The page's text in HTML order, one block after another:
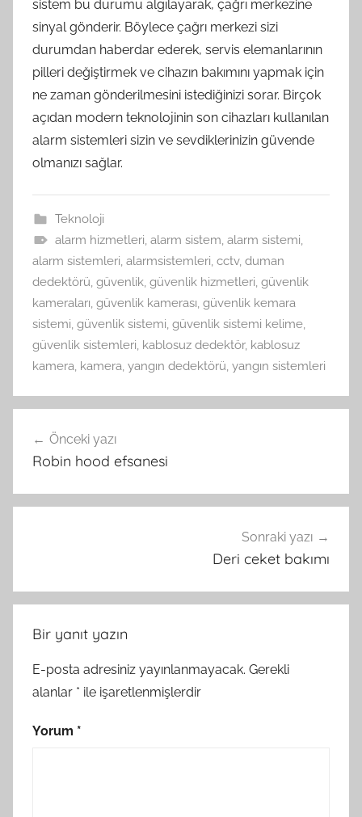
sistem bu durumu algılayarak, çağrı merkezine
sinyal gönderir. Böylece çağrı merkezi sizi
durumdan haberdar ederek, servis elemanlarının
pilleri değiştirmek ve cihazın bakımını yapmak için
ne zaman gönderilmesini istediğinizi sorar. Birçok
açıdan modern teknolojinin son cihazları kullanılan
alarm sistemleri sizin ve sevdiklerinizin güvende
olmanızı sağlar.
Teknoloji
alarm hizmetleri, alarm sistem, alarm sistemi,
alarm sistemleri, alarmsistemleri, cctv, duman
dedektörü, güvenlik, güvenlik hizmetleri, güvenlik
kameraları, güvenlik kamerası, güvenlik kemara
sistemi, güvenlik sistemi, güvenlik sistemi kelime,
güvenlik sistemleri, kablosuz dedektör, kablosuz
kamera, kamera, yangın dedektörü, yangın sistemleri
gezinmesi
Önceki yazı
Robin hood efsanesi
Sonraki yazı
Deri ceket bakımı
Bir yanıt yazın
E-posta adresiniz yayınlanmayacak. Gerekli
alanlar * ile işaretlenmişlerdir
Yorum *